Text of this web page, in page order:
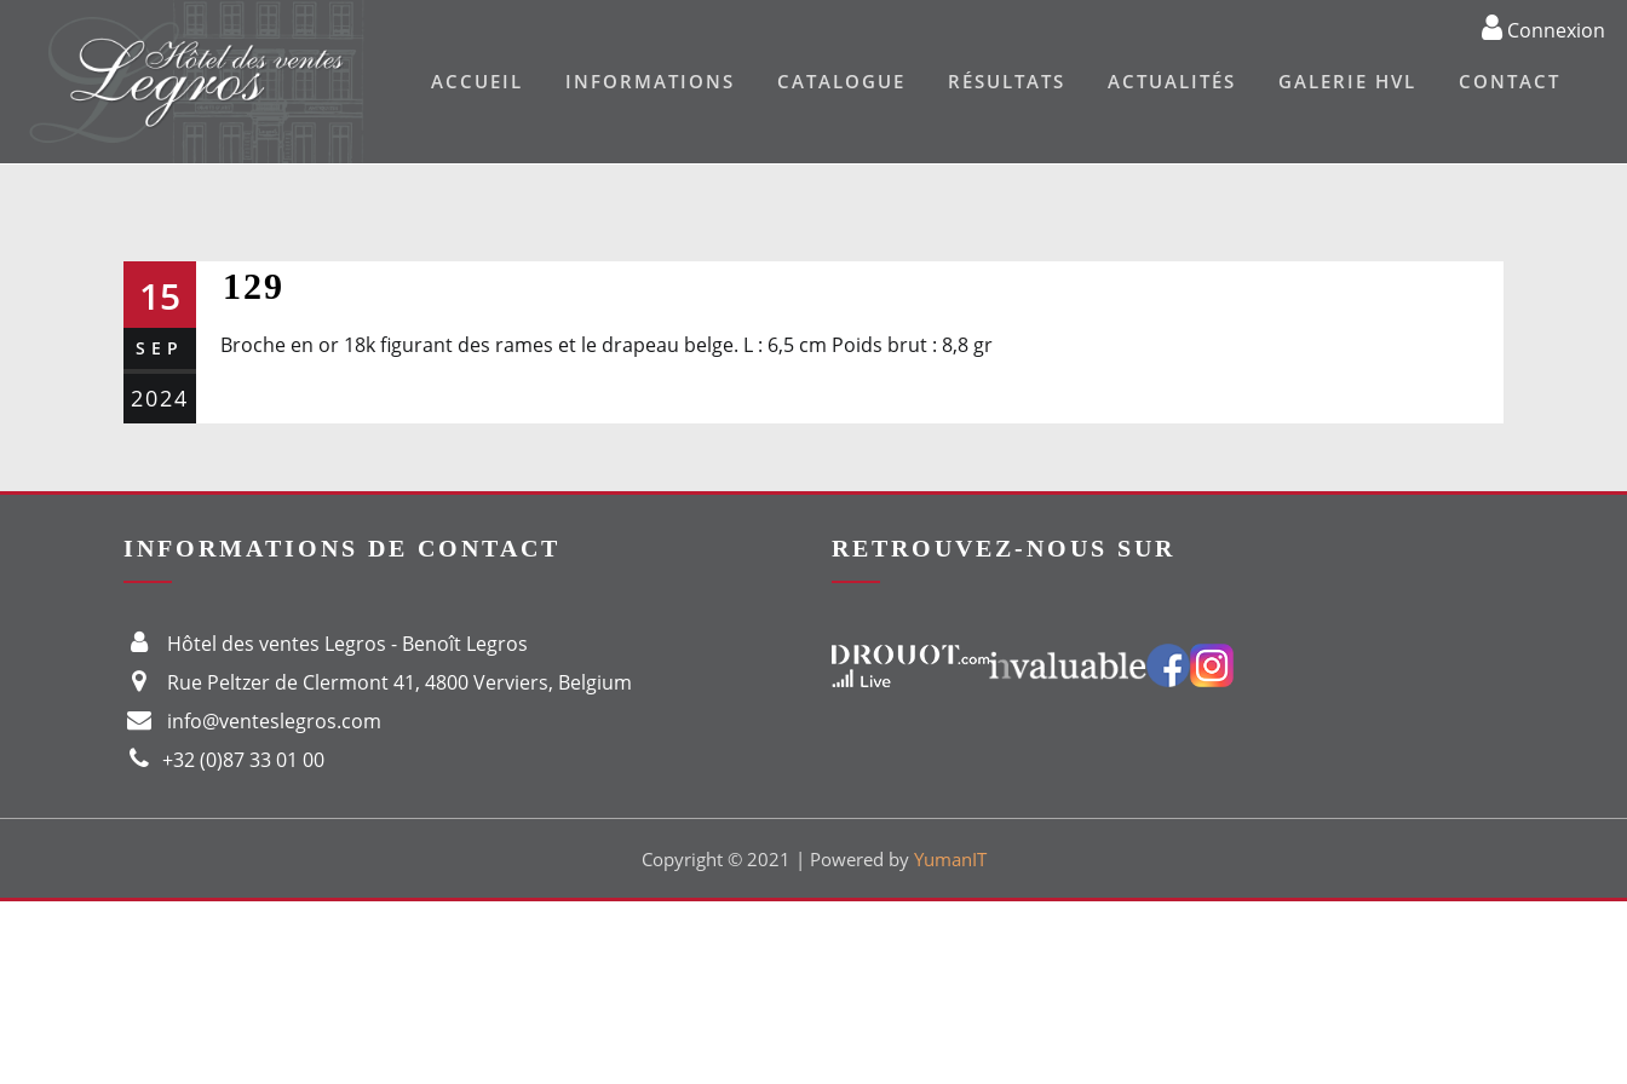
ACCUEIL INFORMATIONS CATALOGUE RÉSULTATS ACTUALITÉS GALERIE HVL CONTACT
Connexion
15
SEP
2024
129
Broche en or 18k figurant des rames et le drapeau belge. L : 6,5 cm Poids brut : 8,8 gr
INFORMATIONS DE CONTACT
Hôtel des ventes Legros - Benoît Legros
Rue Peltzer de Clermont 41, 4800 Verviers, Belgium
info@venteslegros.com
+32 (0)87 33 01 00
RETROUVEZ-NOUS SUR
Vers le site Drouot Vers le site Invaluable Vers notre groupe Facebook Vers notre page Instagram
Copyright © 2021 | Powered by YumanIT